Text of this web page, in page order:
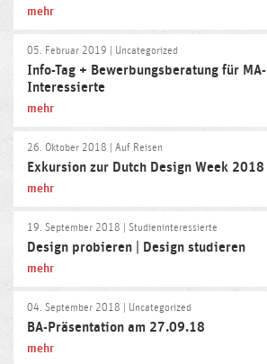
mehr
05. Februar 2019 | Uncategorized
Info-Tag + Bewerbungsberatung für MA-
Interessierte
mehr
26. Oktober 2018 | Auf Reisen
Exkursion zur Dutch Design Week 2018
mehr
19. September 2018 | Studieninteressierte
Design probieren | Design studieren
mehr
04. September 2018 | Uncategorized
BA-Präsentation am 27.09.18
mehr